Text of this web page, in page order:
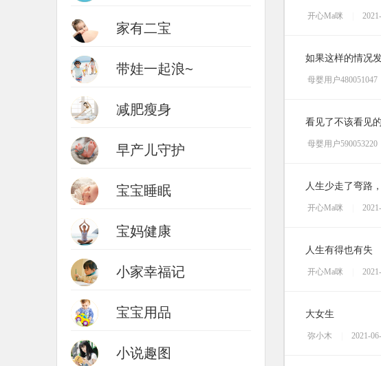
家有二宝
带娃一起浪~
减肥瘦身
早产儿守护
宝宝睡眠
宝妈健康
小家幸福记
宝宝用品
小说趣图
开心Ma咪
如果这样的情况
母婴用户480051047
看见了不该看见
母婴用户590053220
人生少走了弯路
开心Ma咪
人生有得也有失
开心Ma咪
大女生
弥小木 2021-